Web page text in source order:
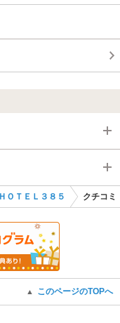
アメニティにまでお
たしました。
。
ルを目指し、サービ
した。
ＨＯＴＥＬ３８５ クチコミ
▲ このページのTOPへ